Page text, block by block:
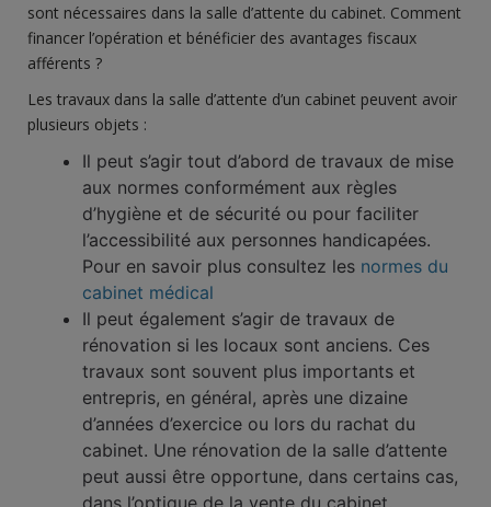
sont nécessaires dans la salle d’attente du cabinet. Comment
financer l’opération et bénéficier des avantages fiscaux
afférents ?
Les travaux dans la salle d’attente d’un cabinet peuvent avoir
plusieurs objets :
Il peut s’agir tout d’abord de travaux de mise
aux normes conformément aux règles
d’hygiène et de sécurité ou pour faciliter
l’accessibilité aux personnes handicapées.
Pour en savoir plus consultez les normes du
cabinet médical
Il peut également s’agir de travaux de
rénovation si les locaux sont anciens. Ces
travaux sont souvent plus importants et
entrepris, en général, après une dizaine
d’années d’exercice ou lors du rachat du
cabinet. Une rénovation de la salle d’attente
peut aussi être opportune, dans certains cas,
dans l’optique de la vente du cabinet.